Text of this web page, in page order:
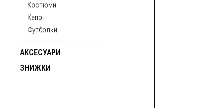
Костюми
Капрі
Футболки
АКСЕСУАРИ
ЗНИЖКИ